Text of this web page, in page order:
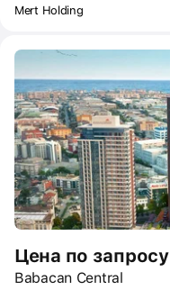
удобно расположен всего в 15 минутах пешком от моря и
Mert Holding
Цена по запросу
Babacan Central